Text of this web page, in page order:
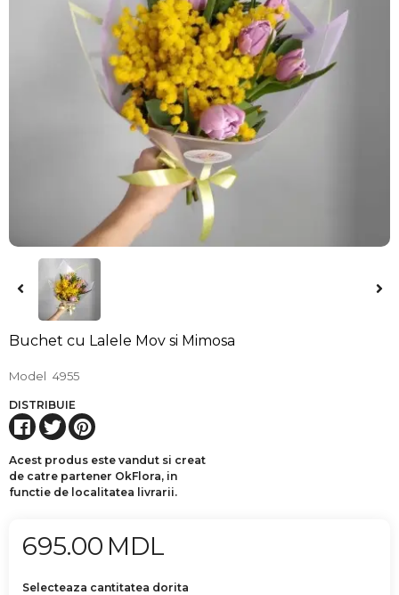
Buchet cu Lalele Mov si Mimosa
Model 4955
DISTRIBUIE
Acest produs este vandut si creat
de catre partener OkFlora, in
functie de localitatea livrarii.
695.00 MDL
Selecteaza cantitatea dorita